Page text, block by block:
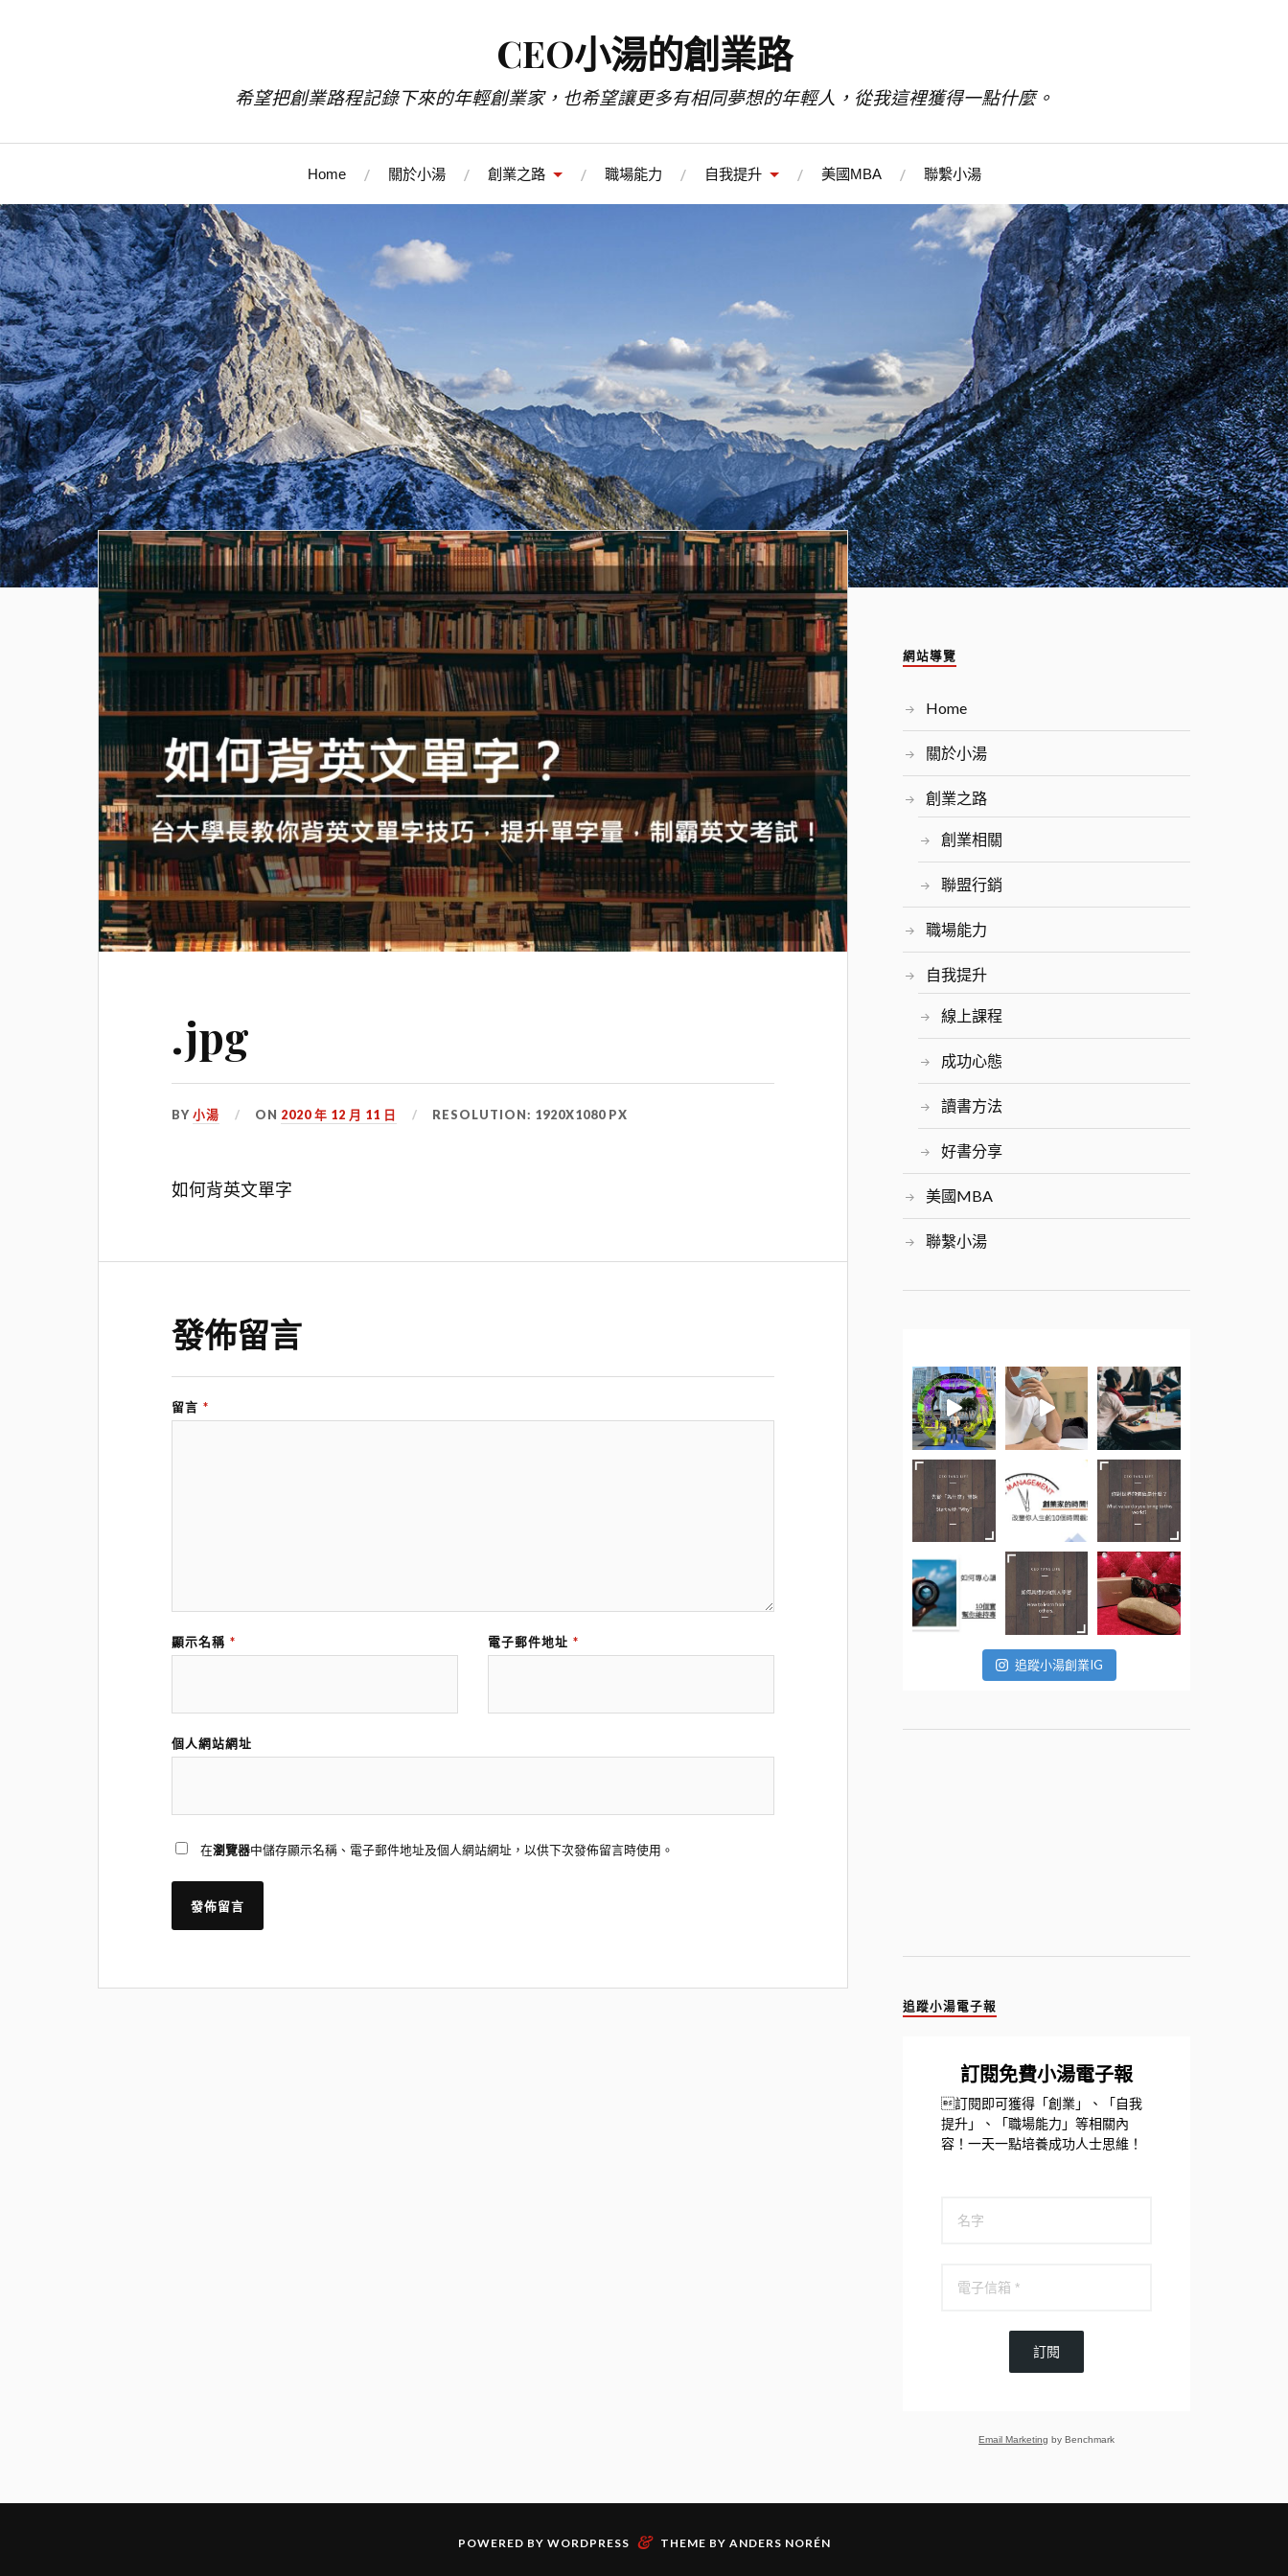
CEO小湯的創業路
希望把創業路程記錄下來的年輕創業家，也希望讓更多有相同夢想的年輕人，從我這裡獲得一點什麼。
Home 關於小湯 創業之路 職場能力 自我提升 美國MBA 聯繫小湯
.jpg
BY小湯 ON 2020 年 12 月 11 日 RESOLUTION: 1920X1080 PX
如何背英文單字
發佈留言
留言 *
顯示名稱 * 電子郵件地址 *
個人網站網址
在瀏覽器中儲存顯示名稱、電子郵件地址及個人網站網址，以供下次發佈留言時使用。
網站導覽
Home
關於小湯
創業之路
創業相關
聯盟行銷
職場能力
自我提升
線上課程
成功心態
讀書方法
好書分享
美國MBA
聯繫小湯
追蹤小湯創業IG
追蹤小湯電子報
訂閱免費小湯電子報
訂閱即可獲得「創業」、「自我
提升」、「職場能力」等相關內
容！一天一點培養成功人士思維！
訂閱
Email Marketing by Benchmark
POWERED BY WORDPRESS & THEME BY ANDERS NORÉN